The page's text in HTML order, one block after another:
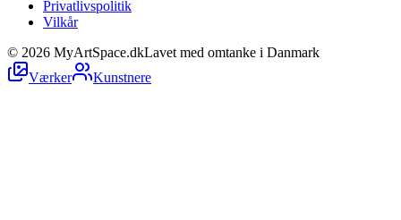
Privatlivspolitik
Vilkår
© 2026 MyArtSpace.dkLavet med omtanke i Danmark
Værker
Kunstnere